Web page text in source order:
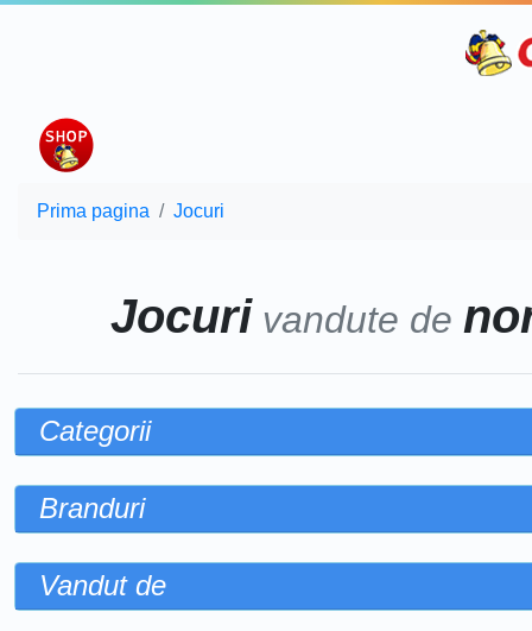
Prima pagina Jocuri
Jocuri vandute de
Categorii
Branduri
Vandut de